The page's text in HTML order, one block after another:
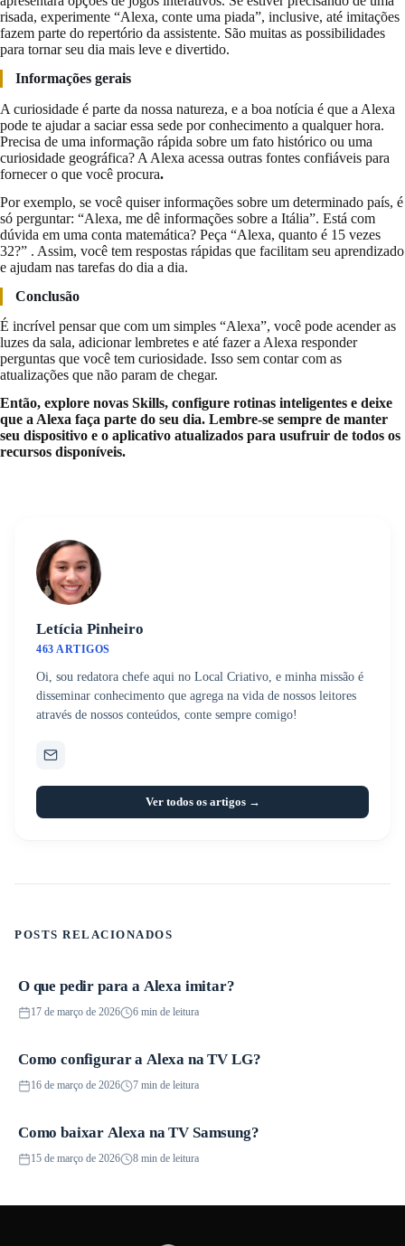
risada, experimente “Alexa, conte uma piada”, inclusive, até imitações
fazem parte do repertório da assistente. São muitas as possibilidades
para tornar seu dia mais leve e divertido.
Informações gerais
A curiosidade é parte da nossa natureza, e a boa notícia é que a Alexa
pode te ajudar a saciar essa sede por conhecimento a qualquer hora.
Precisa de uma informação rápida sobre um fato histórico ou uma
curiosidade geográfica? A Alexa acessa outras fontes confiáveis para
fornecer o que você procura.
Por exemplo, se você quiser informações sobre um determinado país, é
só perguntar: “Alexa, me dê informações sobre a Itália”. Está com
dúvida em uma conta matemática? Peça “Alexa, quanto é 15 vezes
32?” . Assim, você tem respostas rápidas que facilitam seu aprendizado
e ajudam nas tarefas do dia a dia.
Conclusão
É incrível pensar que com um simples “Alexa”, você pode acender as
luzes da sala, adicionar lembretes e até fazer a Alexa responder
perguntas que você tem curiosidade. Isso sem contar com as
atualizações que não param de chegar.
Então, explore novas Skills, configure rotinas inteligentes e deixe
que a Alexa faça parte do seu dia. Lembre-se sempre de manter
seu dispositivo e o aplicativo atualizados para usufruir de todos os
recursos disponíveis.
Letícia Pinheiro
463 ARTIGOS
Oi, sou redatora chefe aqui no Local Criativo, e minha missão é
disseminar conhecimento que agrega na vida de nossos leitores
através de nossos conteúdos, conte sempre comigo!
Ver todos os artigos →
POSTS RELACIONADOS
Guias
O que pedir para a Alexa imitar?
17 de março de 2026 6 min de leitura
Smart Speakers
Como configurar a Alexa na TV LG?
16 de março de 2026 7 min de leitura
Smart TVs
Como baixar Alexa na TV Samsung?
15 de março de 2026 8 min de leitura